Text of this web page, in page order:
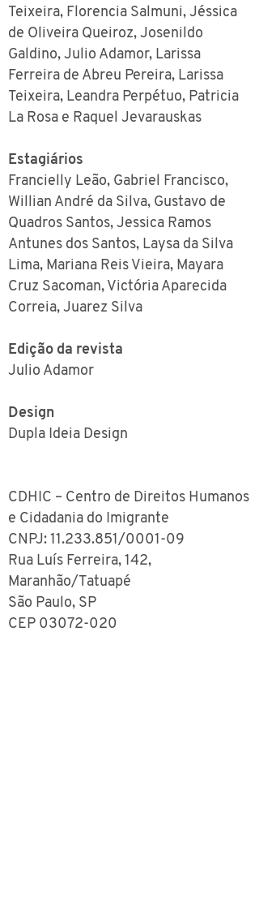
Teixeira, Florencia Salmuni, Jéssica
de Oliveira Queiroz, Josenildo
Galdino, Julio Adamor, Larissa
Ferreira de Abreu Pereira, Larissa
Teixeira, Leandra Perpétuo, Patricia
La Rosa e Raquel Jevarauskas
Estagiários
Francielly Leão, Gabriel Francisco,
Willian André da Silva, Gustavo de
Quadros Santos, Jessica Ramos
Antunes dos Santos, Laysa da Silva
Lima, Mariana Reis Vieira, Mayara
Cruz Sacoman, Victória Aparecida
Correia, Juarez Silva
Edição da revista
Julio Adamor
Design
Dupla Ideia Design
CDHIC – Centro de Direitos Humanos
e Cidadania do Imigrante
CNPJ: 11.233.851/0001-09
Rua Luís Ferreira, 142,
Maranhão/Tatuapé
São Paulo, SP
CEP 03072-020